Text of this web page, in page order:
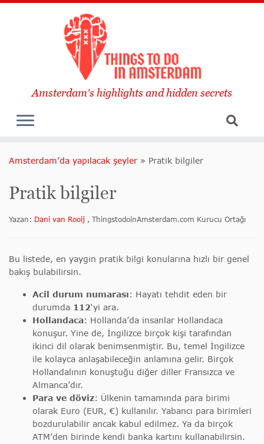
Amsterdam's highlights and hidden secrets
Amsterdam’da yapılacak şeyler » Pratik bilgiler
Pratik bilgiler
Yazan: Dani van Rooij , ThingstodoinAmsterdam.com Kurucu Ortağı
Bu listede, en yaygın pratik bilgi konularına hızlı bir genel
bakış bulabilirsin.
Acil durum numarası: Hayatı tehdit eden bir
durumda 112‘yi ara.
Hollandaca: Hollanda’da insanlar Hollandaca
konuşur. Yine de, İngilizce birçok kişi tarafından
ikinci dil olarak benimsenmiştir. Bu, temel İngilizce
ile kolayca anlaşabileceğin anlamına gelir. Birçok
Hollandalının konuştuğu diğer diller Fransızca ve
Almanca’dır.
Para ve döviz: Ülkenin tamamında para birimi
olarak Euro (EUR, €) kullanılır. Yabancı para birimleri
bozdurulabilir ancak kabul edilmez. Ya da birçok
ATM’den birinde kendi banka kartını kullanabilirsin.